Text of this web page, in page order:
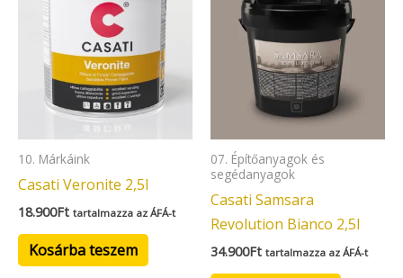
10. Márkáink
Casati Veronite 2,5l
18.900Ft tartalmazza az ÁFÁ-t
Kosárba teszem
07. Építőanyagok és
segédanyagok
Casati Samsara
Revolution Bianco 2,5l
34.900Ft tartalmazza az ÁFÁ-t